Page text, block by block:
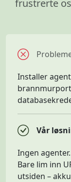
frustrerte
Installer
Vår
Ingen
Bare lim inn
utsiden –